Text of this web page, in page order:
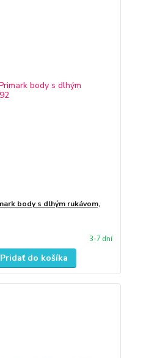
body s dlhým rukávom,
3-7 dní
Pridať do košíka